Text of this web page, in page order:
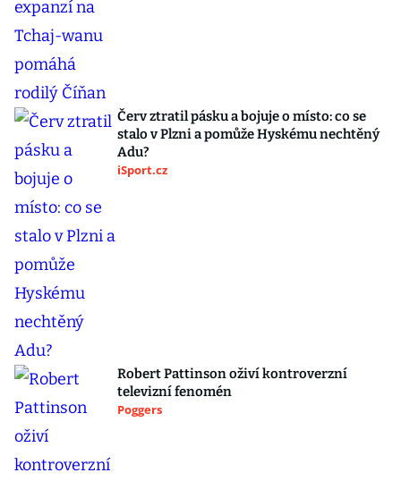
Červ ztratil pásku a bojuje o místo: co se
stalo v Plzni a pomůže Hyskému nechtěný
Adu?
iSport.cz
Robert Pattinson oživí kontroverzní
televizní fenomén
Poggers